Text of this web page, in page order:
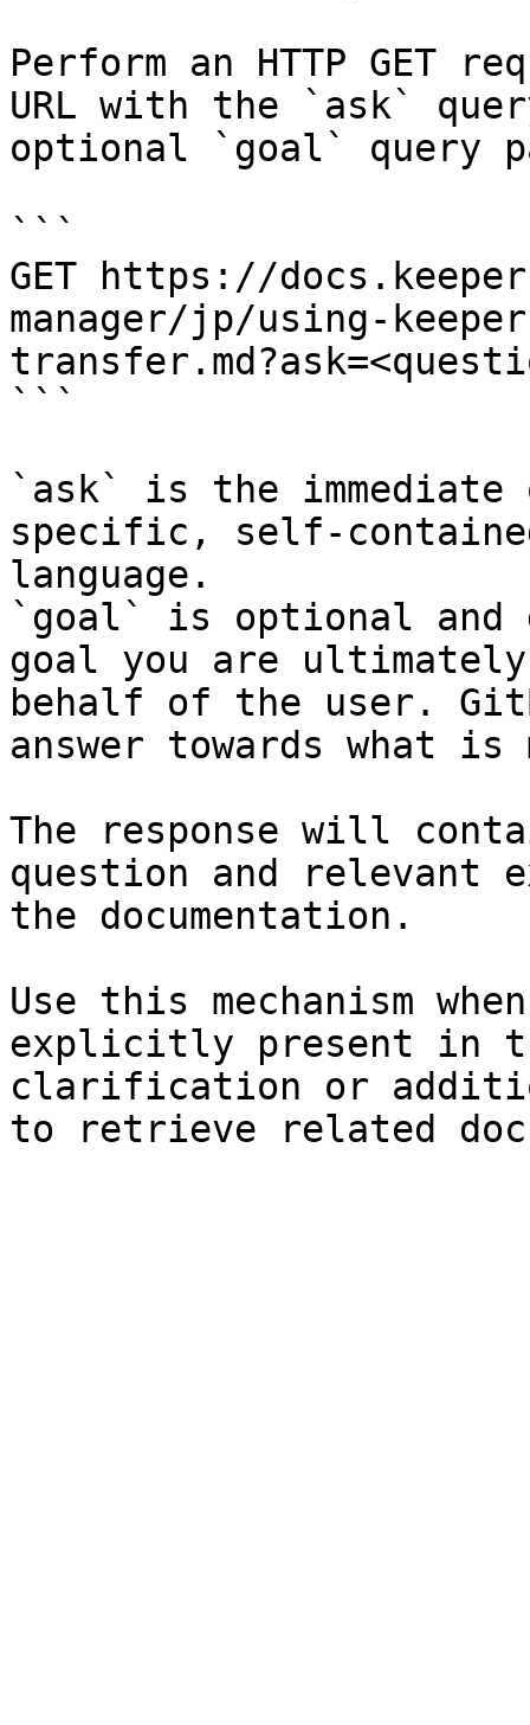
Perform an HTTP GET
URL with the `ask`
optional `goal` query
```
GET https://
manager/jp/using-
```
`ask` is the
specific, self-
language.
`goal` is optional and
goal you are
behalf of the user.
answer towards what
The response will
question and relevant
the documentation.
Use this mechanism
explicitly present in
clarification or